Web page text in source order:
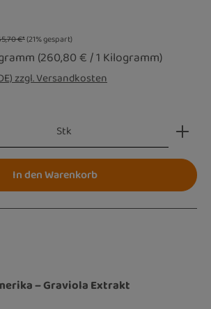
€*(21% gespart)
(260,80 € / 1 Kilogramm)
zzgl. Versandkosten
Gib den gewünschten Wert ein
Stk
In den Warenkorb
– Graviola Extrakt